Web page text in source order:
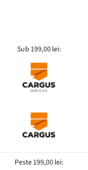
Sub 199,00 lei:
Peste 199,00 lei: